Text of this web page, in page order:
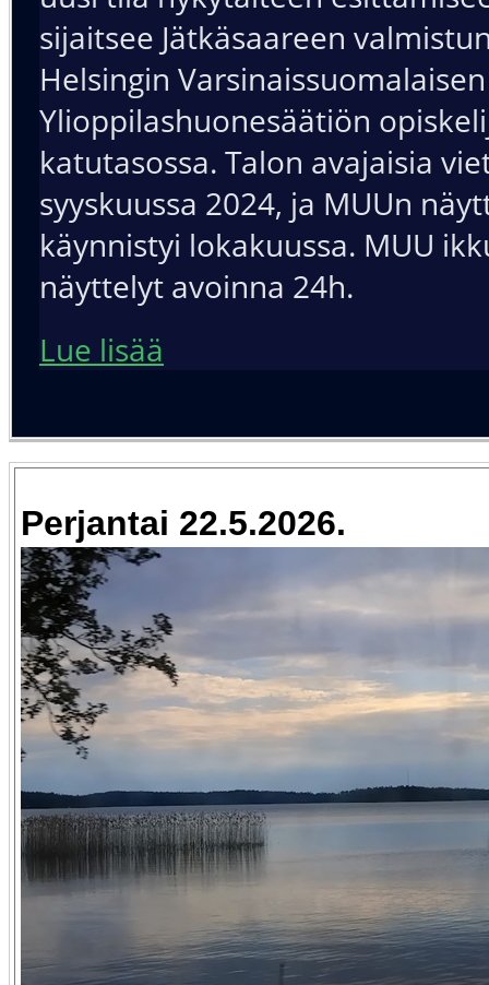
sijaitsee Jätkäsaareen
Helsingin Varsinaissuomalaisen
Ylioppilashuonesäätiön
katutasossa. Talon avajaisia
syyskuussa 2024, ja MUUn
käynnistyi lokakuussa. MUU
näyttelyt avoinna 24h.
Lue lisää
Perjantai 22.5.2026.